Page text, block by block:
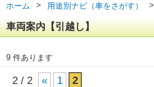
ホーム > 用途別ナビ（車をさがす） >
車両案内【引越し】
9 件あります
2 / 2 « 1 2